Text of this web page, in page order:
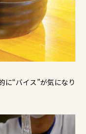
に“バイス”が気になり